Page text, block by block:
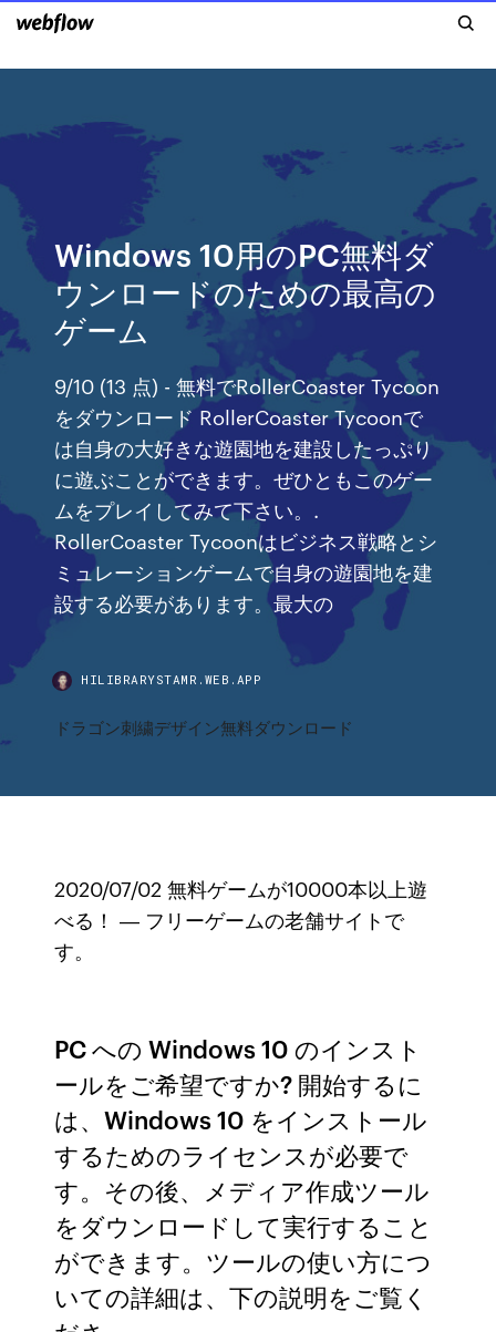
Windows 10用のPC無料ダ
ウンロードのための最高の
ゲーム
9/10 (13 点) - 無料でRollerCoaster Tycoon
をダウンロード RollerCoaster Tycoonで
は自身の大好きな遊園地を建設したっぷり
に遊ぶことができます。ぜひともこのゲー
ムをプレイしてみて下さい。.
RollerCoaster Tycoonはビジネス戦略とシ
ミュレーションゲームで自身の遊園地を建
設する必要があります。最大の
HILIBRARYSTAMR.WEB.APP
ドラゴン刺繍デザイン無料ダウンロード
2020/07/02 無料ゲームが10000本以上遊
べる！ ― フリーゲームの老舗サイトで
す。
PC への Windows 10 のインスト
ールをご希望ですか? 開始するに
は、Windows 10 をインストール
するためのライセンスが必要で
す。その後、メディア作成ツール
をダウンロードして実行すること
ができます。ツールの使い方につ
いての詳細は、下の説明をご覧く